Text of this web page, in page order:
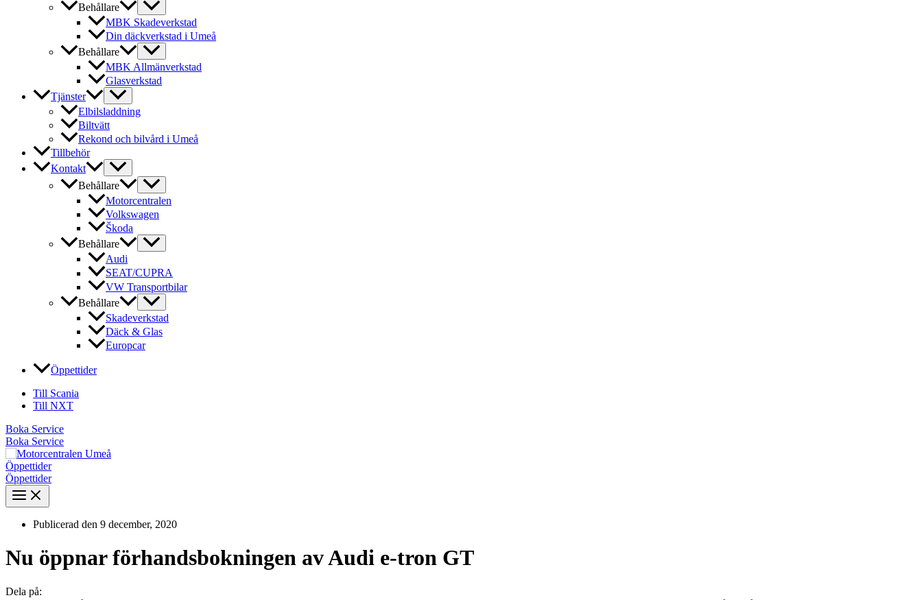
Behållare
MBK Skadeverkstad
Din däckverkstad i Umeå
Behållare
MBK Allmänverkstad
Glasverkstad
Tjänster
Elbilsladdning
Biltvätt
Rekond och bilvård i Umeå
Tillbehör
Kontakt
Behållare
Motorcentralen
Volkswagen
Škoda
Behållare
Audi
SEAT/CUPRA
VW Transportbilar
Behållare
Skadeverkstad
Däck & Glas
Europcar
Öppettider
Till Scania
Till NXT
Boka Service
Boka Service
Öppettider
Öppettider
Publicerad den 9 december, 2020
Nu öppnar förhandsbokningen av Audi e-tron GT
Dela på: